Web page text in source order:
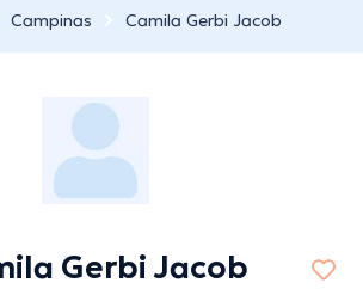
Campinas Camila Gerbi Jacob
Gerbi Jacob